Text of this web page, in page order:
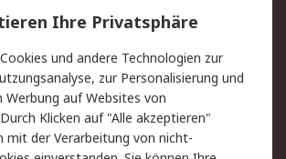
Lieferlösungen
Entsorgung Kontakt
Ihre Privatsphäre
und andere Technologien zur
zur Personalisierung und
Werbung auf Websites von
Klicken auf "Alle akzeptieren"
mit der Verarbeitung von nicht-